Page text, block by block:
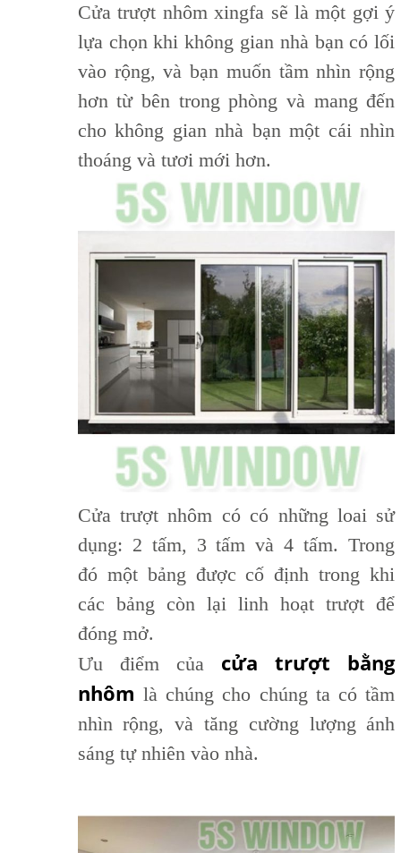
Cửa trượt nhômxingfa sẽ là một gợi ý
lựa chọnkhi không gian nhà bạn có lối
vào rộng, và bạn muốn tầm nhìn rộng
hơn từ bên trong phòng và mang đến
cho không gian nhà bạn một cái nhìn
thoáng và tươi mới hơn.
Cửa trượt nhôm có có những loai sử
dụng: 2 tấm, 3 tấm và 4 tấm. Trong
đó một bảng được cố định trong khi
các bảng còn lại linh hoạt trượt để
đóng mở.
Ưu điểm của cửa trượt bằng
nhôm là chúng cho chúng ta có tầm
nhìn rộng, và tăng cường lượng ánh
sáng tự nhiên vào nhà.